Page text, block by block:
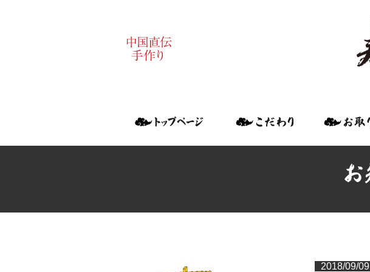
2018/09/09